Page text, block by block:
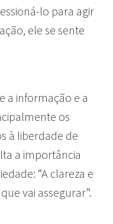
lo para agir
ele se sente
a informação e a
os
à liberdade de
a importância
“A clareza e
vai assegurar”.